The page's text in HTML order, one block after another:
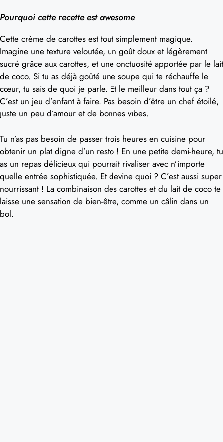
Pourquoi cette recette est awesome
Cette crème de carottes est tout simplement magique.
Imagine une texture veloutée, un goût doux et légèrement
sucré grâce aux carottes, et une onctuosité apportée par le lait
de coco. Si tu as déjà goûté une soupe qui te réchauffe le
cœur, tu sais de quoi je parle. Et le meilleur dans tout ça ?
C’est un jeu d’enfant à faire. Pas besoin d’être un chef étoilé,
juste un peu d’amour et de bonnes vibes.
Tu n’as pas besoin de passer trois heures en cuisine pour
obtenir un plat digne d’un resto ! En une petite demi-heure, tu
as un repas délicieux qui pourrait rivaliser avec n’importe
quelle entrée sophistiquée. Et devine quoi ? C’est aussi super
nourrissant ! La combinaison des carottes et du lait de coco te
laisse une sensation de bien-être, comme un câlin dans un
bol.